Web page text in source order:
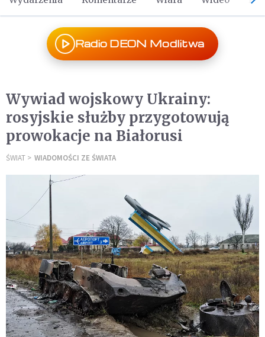
Radio DEON Modlitwa
Wywiad wojskowy Ukrainy:
rosyjskie służby przygotowują
prowokacje na Białorusi
ŚWIAT WIADOMOŚCI ZE ŚWIATA